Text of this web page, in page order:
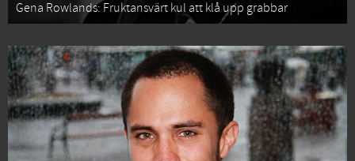
Gena Rowlands: Fruktansvärt kul att klå upp grabbar